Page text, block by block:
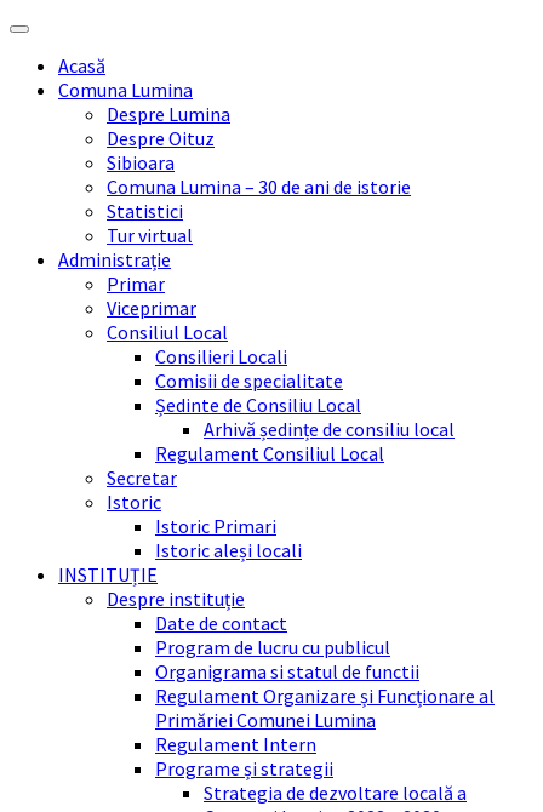
Skip
content
Skip
sidebar
Skip
right
sidebar
Skip
footerAcasă
Comuna Lumina
Despre Lumina
Despre Oituz
Sibioara
Comuna Lumina – 30 de ani de istorie
Statistici
Tur virtual
Administrație
Primar
Viceprimar
Consiliul Local
Consilieri Locali
Comisii de specialitate
Ședinte de Consiliu Local
Arhivă ședințe de consiliu local
Regulament Consiliul Local
Secretar
Istoric
Istoric Primari
Istoric aleși locali
INSTITUȚIE
Despre instituție
Date de contact
Program de lucru cu publicul
Organigrama si statul de functii
Regulament Organizare și Funcționare al
Primăriei Comunei Lumina
Regulament Intern
Programe și strategii
Strategia de dezvoltare locală a